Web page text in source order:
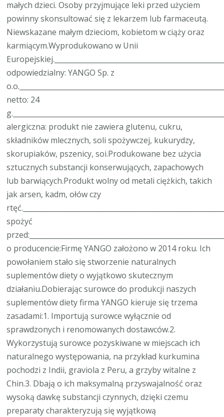
małych dzieci. Osoby przyjmujące leki przed użyciem
powinny skonsultować się z lekarzem lub farmaceutą.
Niewskazane małym dzieciom, kobietom w ciąży oraz
karmiącym.Wyprodukowano w Unii
odpowiedzialny: YANGO Sp. z
netto: 24
alergiczna: produkt nie zawiera glutenu, cukru,
składników mlecznych, soli spożywczej, kukurydzy,
skorupiaków, pszenicy, soi.Produkowane bez użycia
sztucznych substancji konserwujących, zapachowych
lub barwiących.Produkt wolny od metali ciężkich, takich
jak arsen, kadm, ołów czy
spożyć
o producencie:Firmę YANGO założono w 2014 roku. Ich
powołaniem stało się stworzenie naturalnych
suplementów diety o wyjątkowo skutecznym
działaniu.Dobierając surowce do produkcji naszych
suplementów diety firma YANGO kieruje się trzema
zasadami:1. Importują surowce wyłącznie od
sprawdzonych i renomowanych dostawców.2.
Wykorzystują surowce pozyskiwane w miejscach ich
naturalnego występowania, na przykład kurkumina
pochodzi z Indii, graviola z Peru, a grzyby witalne z
Chin.3. Dbają o ich maksymalną przyswajalność oraz
wysoką dawkę substancji czynnych, dzięki czemu
preparaty charakteryzują się wyjątkową